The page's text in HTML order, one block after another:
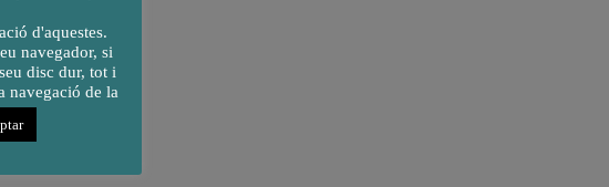
d'aquestes.
navegador, si
disc dur, tot i
navegació de la